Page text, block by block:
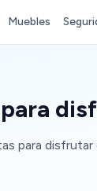
Muebles
para